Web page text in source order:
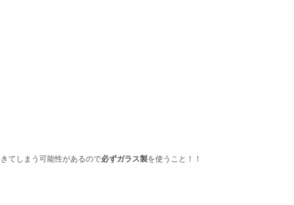
てしまう可能性があるので必ずガラス製を使うこと！！